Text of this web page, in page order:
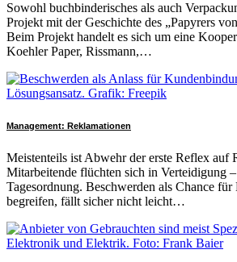
Sowohl buchbinderisches als auch
Projekt mit der Geschichte des „Papyrers
Beim Projekt handelt es sich um eine
Koehler Paper, Rissmann,…
Management: Reklamationen
Meistenteils ist Abwehr der erste Reflex auf
Mitarbeitende flüchten sich in Verteidigung
Tagesordnung. Beschwerden als Chance
begreifen, fällt sicher nicht leicht…